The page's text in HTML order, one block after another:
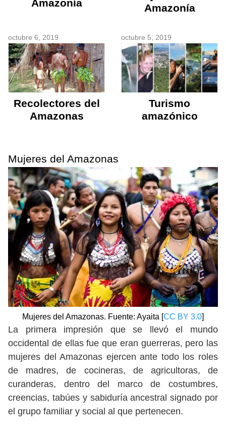
Amazonía
Amazonía
octubre 6, 2019
Recolectores del
Amazonas
octubre 5, 2019
Turismo
amazónico
Mujeres del Amazonas
Mujeres del Amazonas. Fuente: Ayaita [CC BY 3.0]
La primera impresión que se llevó el mundo
occidental de ellas fue que eran guerreras, pero las
mujeres del Amazonas ejercen ante todo los roles
de madres, de cocineras, de agricultoras, de
curanderas, dentro del marco de costumbres,
creencias, tabúes y sabiduría ancestral signado por
el grupo familiar y social al que pertenecen.